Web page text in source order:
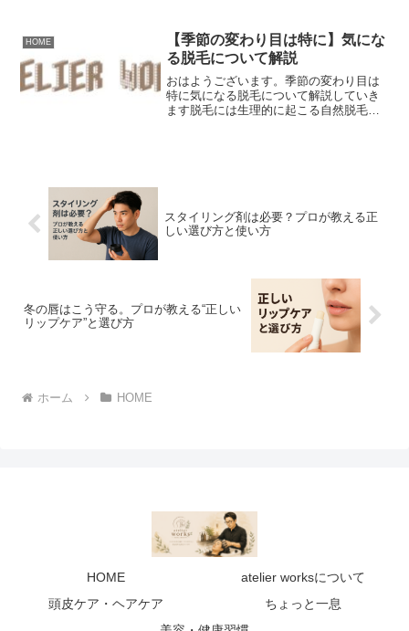
かわからないですよね？解説髪質やヘア
スタイルによって使うアイテ...
HOME
【季節の変わり目は特に】気にな
る脱毛について解説
おはようございます。季節の変わり目は
特に気になる脱毛について解説していき
ます脱毛には生理的に起こる自然脱毛と
スタイリング剤は必要？プロが教える正
しい選び方と使い方
冬の唇はこう守る。プロが教える“正しい
リップケア”と選び方
ホーム HOME
HOME
atelier worksについて
頭皮ケア・ヘアケア
ちょっと一息